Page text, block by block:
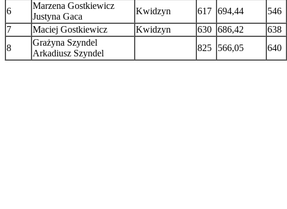
6
Marzena Gostkiewicz
Justyna Gaca
Kwidzyn 617 694,44 546
7
Maciej Gostkiewicz Kwidzyn 630 686,42 638
8
Grażyna Szyndel
Arkadiusz Szyndel
825 566,05 640